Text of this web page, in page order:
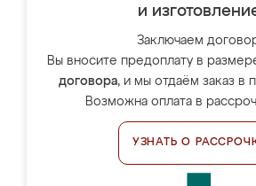
и
Заключаем
Вы вносите предоплату в
договора, и мы отдаём заказ в
Возможна оплата в
УЗНАТЬ О